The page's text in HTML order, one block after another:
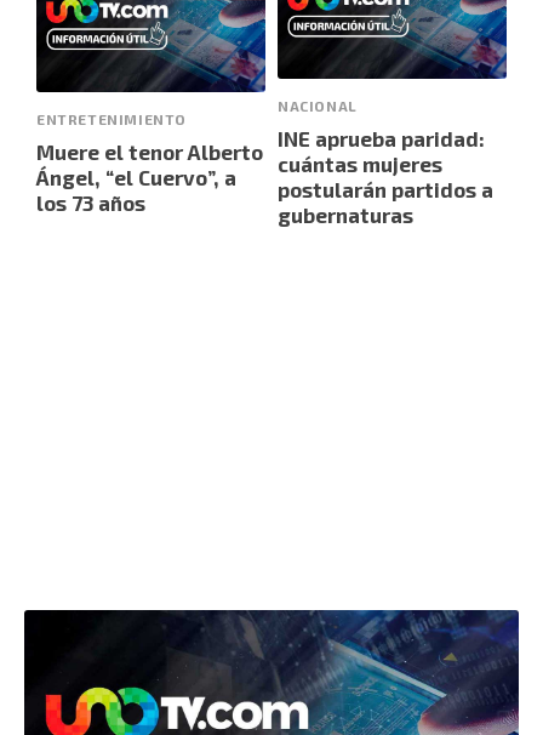
ENTRETENIMIENTO
Muere el tenor Alberto
Ángel, “el Cuervo”, a
los 73 años
NACIONAL
INE aprueba paridad:
cuántas mujeres
postularán partidos a
gubernaturas